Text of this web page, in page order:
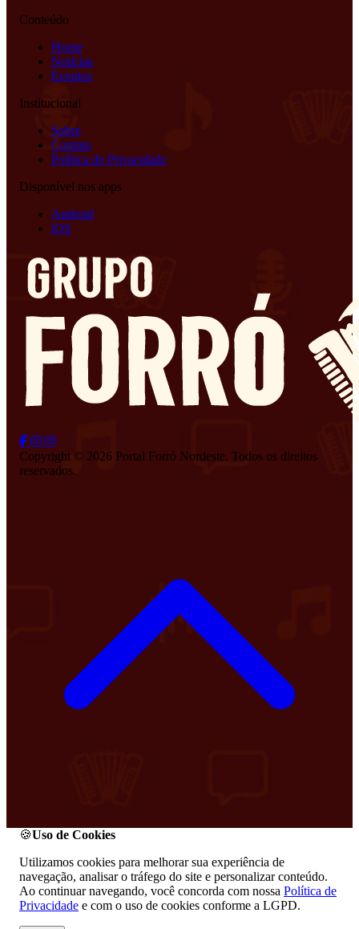
Conteúdo
Home
Notícias
Eventos
Institucional
Sobre
Contato
Política de Privacidade
Disponível nos apps
Android
iOS
Copyright © 2026 Portal Forró Nordeste. Todos os direitos
reservados.
🍪Uso de Cookies
Utilizamos cookies para melhorar sua experiência de
navegação, analisar o tráfego do site e personalizar conteúdo.
Ao continuar navegando, você concorda com nossa Política de
Privacidade e com o uso de cookies conforme a LGPD.